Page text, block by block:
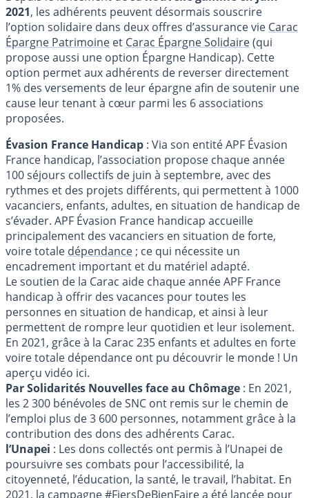
2021, les adhérents peuvent désormais souscrire
l’option solidaire dans deux offres d’assurance vie Carac
Épargne Patrimoine et Carac Épargne Solidaire(qui
propose aussi une option Épargne Handicap). Cette
option permet aux adhérents de reverser directement
1% des versements de leur épargne afin de soutenir une
cause leur tenant à cœur parmi les 6 associations
proposées.
Évasion France Handicap : Via son entité APF Évasion
France handicap, l’association propose chaque année
100 séjours collectifs de juin à septembre, avec des
rythmes et des projets différents, qui permettent à 1000
vacanciers, enfants, adultes, en situation de handicap de
s’évader. APF Évasion France handicap accueille
principalement des vacanciers en situation de forte,
voire totale dépendance ; ce qui nécessite un
encadrement important et du matériel adapté.
Le soutien de la Carac aide chaque année APF France
handicap à offrir des vacances pour toutes les
personnes en situation de handicap, et ainsi à leur
permettent de rompre leur quotidien et leur isolement.
En 2021, grâce à la Carac 235 enfants et adultes en forte
voire totale dépendance ont pu découvrir le monde ! Un
aperçu vidéo ici.
Par Solidarités Nouvelles face au Chômage : En 2021,
les 2 300 bénévoles de SNC ont remis sur le chemin de
l’emploi plus de 3 600 personnes, notamment grâce à la
contribution des dons des adhérents Carac.
l’Unapei : Les dons collectés ont permis à l’Unapei de
poursuivre ses combats pour l’accessibilité, la
citoyenneté, l’éducation, la santé, le travail, l’habitat. En
2021, la campagne #FiersDeBienFaire a été lancée pour